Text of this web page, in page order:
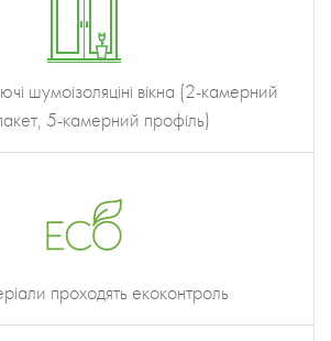
шумоізоляціні вікна (2-камерний
5-камерний профіль)
проходять екоконтроль